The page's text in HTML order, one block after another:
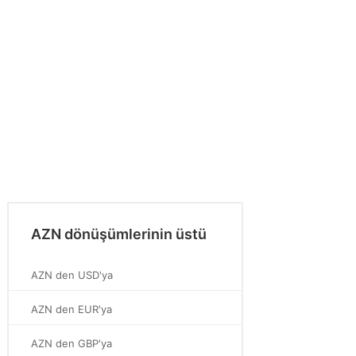
AZN dönüşümlerinin üstü
AZN den USD'ya
AZN den EUR'ya
AZN den GBP'ya